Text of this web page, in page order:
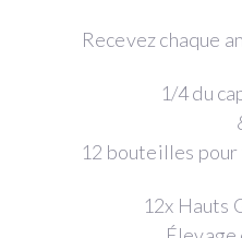
Recevez chaque
1/4 du
12 bouteilles
12x Hauts